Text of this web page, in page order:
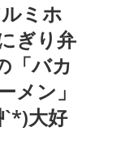
ミホ
ぎり弁
「バカ
メン」
`*)大好